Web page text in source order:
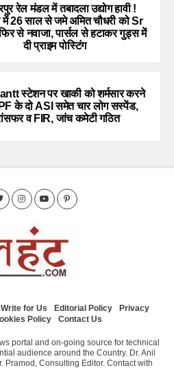
रेल मंडल में तबादला उद्योग हावी !
में 26 साल से जमे अमित चौधरी को Sr
से नवाजा, पार्सल से हटाकर गुड्स में
दी प्राइम पोस्टिंग
स्टेशन पर खाकी को शर्मसार करने
के दो ASI समेत चार लोग सस्पेंड,
व FIR, जांच कमेटी गठित
Write for Us Editorial Policy
Privacy
Policy Contact Us
portal and on-going source for technical
audience around the Country. Dr. Anil
Pramod, Consulting Editor. Contact with